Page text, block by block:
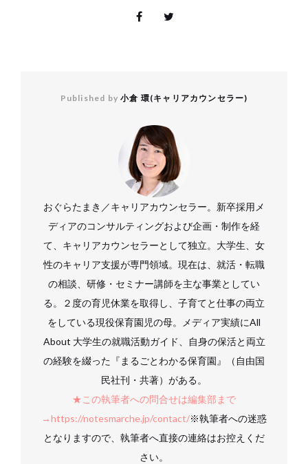
Published by 小倉 環(キャリアカウンセラー)
おぐらたまき／キャリアカウンセラー。新卒採用メ
ディアのコンサルティングおよび企画・制作を経
て、キャリアカウンセラーとして独立。大学生、女
性のキャリア支援が専門領域。現在は、就活・転職
の相談、研修・セミナー講師を主な事業としてい
る。２度の育児休業を取得し、子育てと仕事の両立
をしている現役保育園児の母。メディア実績にAll
About 大学生の就職活動ガイド、自身の保活と両立
の経験を綴った『まるごとわかる保育園』（自由国
民社刊・共著）がある。
★この執筆者への問合せは編集部まで
→https://notesmarche.jp/contact/※執筆者への迷惑
となりますので、執筆者へ直接の連絡はお控えくだ
さい。